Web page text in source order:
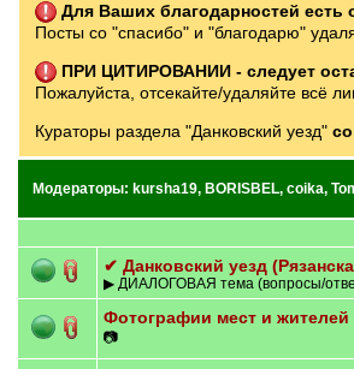
Для Ваших благодарностей
Посты со "спасибо" и "благодарю"
ПРИ ЦИТИРОВАНИИ - следует
Пожалуйста, отсекайте/удаляйте всё
Кураторы раздела "Данковский уезд"
Модераторы: kursha19, BORISBEL, coika,
✔ Данковский уезд
▶ ДИАЛОГОВАЯ тема (вопросы/
Фотографии мест и жителей
📷